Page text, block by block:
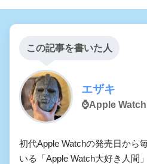
この記事を書いた人
エザキ
⌚️Apple
初代Apple Watchの発売日から
いる「Apple Watch大好き人間